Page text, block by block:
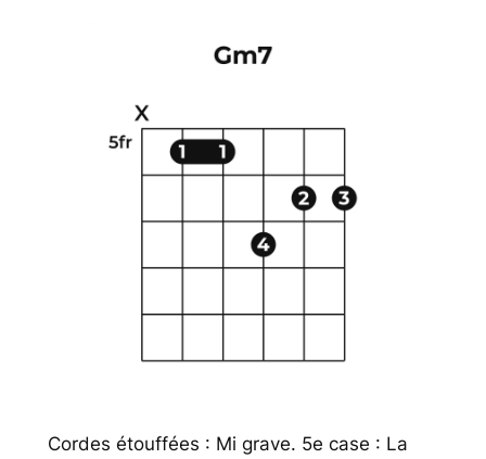
Cordes étouffées : Mi grave. 5e case : La